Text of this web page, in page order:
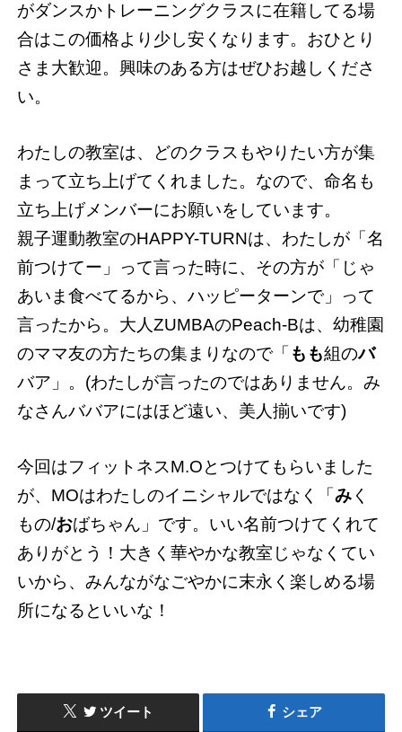
がダンスかトレーニングクラスに在籍してる場
合はこの価格より少し安くなります。おひとり
さま大歓迎。興味のある方はぜひお越しくださ
い。
わたしの教室は、どのクラスもやりたい方が集
まって立ち上げてくれました。なので、命名も
立ち上げメンバーにお願いをしています。
親子運動教室のHAPPY-TURNは、わたしが「名
前つけてー」って言った時に、その方が「じゃ
あいま食べてるから、ハッピーターンで」って
言ったから。大人ZUMBAのPeach-Bは、幼稚園
のママ友の方たちの集まりなので「 もも組のバ
バア」。(わたしが言ったのではありません。み
なさんババアにはほど遠い、美人揃いです)
今回はフィットネスM.Oとつけてもらいました
が、MOはわたしのイニシャルではなく「みく
もの/おばちゃん」です。いい名前つけてくれて
ありがとう！大きく華やかな教室じゃなくてい
いから、みんながなごやかに末永く楽しめる場
所になるといいな！
ツイート シェア